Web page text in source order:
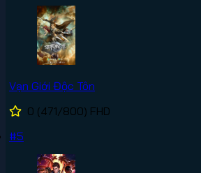
Vạn Giới Độc Tôn
0 (471/800) FHD
#5